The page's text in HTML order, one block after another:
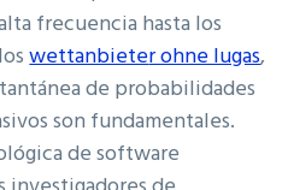
frecuencia hasta los
wettanbieter ohne lugas,
de probabilidades
son fundamentales.
de software